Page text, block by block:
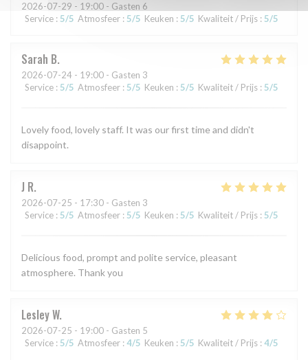
2026-07-29 - 19:00 - Gasten 6
Service : 5/5 Atmosfeer : 5/5 Keuken : 5/5 Kwaliteit / Prijs : 5/5
Sarah B
2026-07-24 - 19:00 - Gasten 3
Service : 5/5 Atmosfeer : 5/5 Keuken : 5/5 Kwaliteit / Prijs : 5/5
Lovely food, lovely staff. It was our first time and didn't
disappoint.
J R
2026-07-25 - 17:30 - Gasten 3
Service : 5/5 Atmosfeer : 5/5 Keuken : 5/5 Kwaliteit / Prijs : 5/5
Delicious food, prompt and polite service, pleasant
atmosphere. Thank you
LesleyW
2026-07-25 - 19:00 - Gasten 5
Service : 5/5 Atmosfeer : 4/5 Keuken : 5/5 Kwaliteit / Prijs : 4/5